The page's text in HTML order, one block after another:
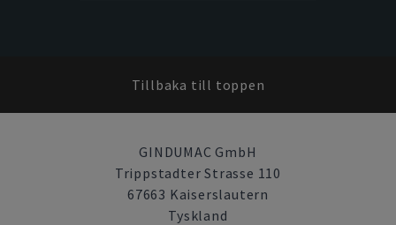
Tillbaka till toppen
GINDUMAC GmbH
Trippstadter Strasse 110
67663 Kaiserslautern
Tyskland